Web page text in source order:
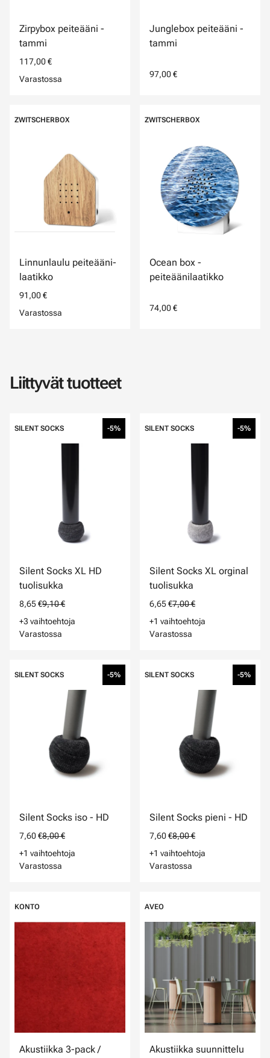
Zirpybox peiteääni -
tammi
117,00 €
Varastossa
Junglebox peiteääni -
tammi
97,00 €
ZWITSCHERBOX
Linnunlaulu peiteääni-
laatikko
91,00 €
Varastossa
ZWITSCHERBOX
Ocean box -
peiteäänilaatikko
74,00 €
Liittyvät tuotteet
SILENT SOCKS -5%
Silent Socks XL HD
tuolisukka
8,65 €9,10 €
+3 vaihtoehtoja
Varastossa
SILENT SOCKS -5%
Silent Socks XL orginal
tuolisukka
6,65 €7,00 €
+1 vaihtoehtoja
Varastossa
SILENT SOCKS -5%
Silent Socks iso - HD
7,60 €8,00 €
+1 vaihtoehtoja
Varastossa
SILENT SOCKS -5%
Silent Socks pieni - HD
7,60 €8,00 €
+1 vaihtoehtoja
Varastossa
KONTO
Akustiikka 3-pack /
AVEO
Akustiikka suunnittelu